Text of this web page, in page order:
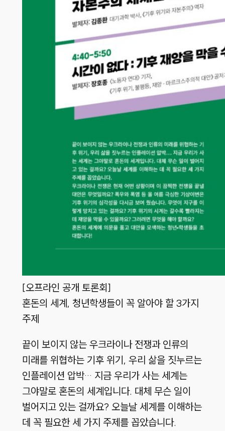
[오프라인 공개 토론회]
혼돈의 세계, 청년학생들이 꼭 알아야 할 3가지
주제
끝이 보이지 않는 우크라이나 전쟁과 인류의
미래를 위협하는 기후 위기, 우리 삶을 짓누르는
인플레이션 압박… 지금 우리가 사는 세계는
그야말로 혼돈의 세계입니다. 대체 무슨 일이
벌어지고 있는 걸까요? 오늘날 세계를 이해하는
데 꼭 필요한 세 가지 주제를 꼽았습니다.